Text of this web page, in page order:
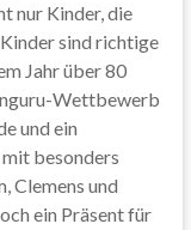
nur Kinder, die
sind richtige
Jahr über 80
Wettbewerb
und ein
besonders
Clemens und
ein Präsent für